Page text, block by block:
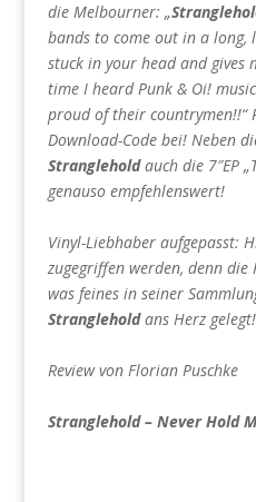
die Melbourner: „
bands to come out in a long,
stuck in your head and gives
time I heard Punk & Oi!
proud of their countrymen!!“
Download-Code bei! Neben
Strangleholdauch die 7″EP
genauso empfehlenswert!
Vinyl-Liebhaber aufgepasst:
zugegriffen werden, denn
was feines in seiner
Strangleholdans Herz gelegt!
Review von Florian Puschke
Stranglehold – Never Hold